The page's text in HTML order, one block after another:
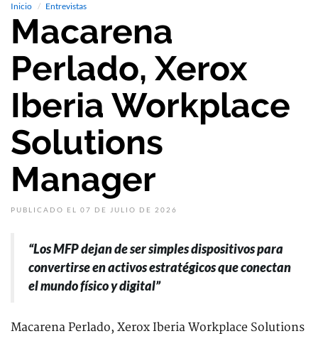
Inicio Entrevistas
Macarena
Perlado, Xerox
Iberia Workplace
Solutions
Manager
PUBLICADO EL 07 DE JULIO DE 2026
“Los MFP dejan de ser simples dispositivos para
convertirse en activos estratégicos que conectan
el mundo físico y digital”
Macarena Perlado, Xerox Iberia Workplace Solutions